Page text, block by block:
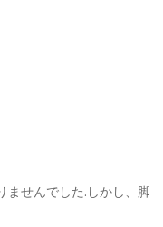
ませんでした.しかし、脚